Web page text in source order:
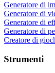
Generatore di
Generatore di
Generatore di
Generatore di
Creatore di
Strumenti